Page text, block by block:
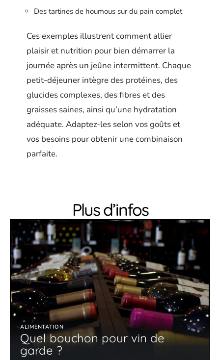
Des tartines de houmous sur du pain complet
Ces exemples illustrent comment allier
plaisir et nutrition pour bien démarrer la
journée après un jeûne intermittent. Chaque
petit-déjeuner intègre des protéines, des
glucides complexes, des fibres et des
graisses saines, ainsi qu’une hydratation
adéquate. Adaptez-les selon vos goûts et
vos besoins pour obtenir une combinaison
parfaite.
Plus d’infos
ALIMENTATION
Quel bouchon pour vin de
garde ?